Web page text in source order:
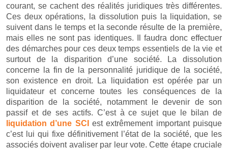
courant, se cachent des réalités juridiques très différentes.
Ces deux opérations, la dissolution puis la liquidation, se
suivent dans le temps et la seconde résulte de la première,
mais elles ne sont pas identiques. Il faudra donc effectuer
des démarches pour ces deux temps essentiels de la vie et
surtout de la disparition d’une société. La dissolution
concerne la fin de la personnalité juridique de la société,
son existence en droit. La liquidation est opérée par un
liquidateur et concerne toutes les conséquences de la
disparition de la société, notamment le devenir de son
passif et de ses actifs. C’est à ce sujet que le bilan de
liquidation d’une SCI est extrêmement important puisque
c’est lui qui fixe définitivement l’état de la société, que les
associés doivent avaliser par leur vote. Cette étape cruciale